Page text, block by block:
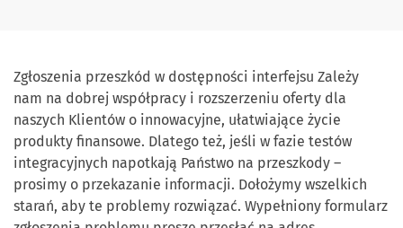
Zgłoszenia przeszkód w dostępności interfejsu Zależy
nam na dobrej współpracy i rozszerzeniu oferty dla
naszych Klientów o innowacyjne, ułatwiające życie
produkty finansowe. Dlatego też, jeśli w fazie testów
integracyjnych napotkają Państwo na przeszkody –
prosimy o przekazanie informacji. Dołożymy wszelkich
starań, aby te problemy rozwiązać. Wypełniony formularz